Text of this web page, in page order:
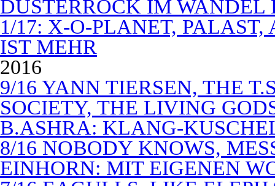
DÜSTERROCK IM WANDEL
1/17: X-O-PLANET,
IST MEHR
2016
9/16 YANN TIERSEN, THE
SOCIETY, THE LIVING
B.ASHRA: KLANG-
8/16 NOBODY KNOWS,
EINHORN: MIT EIGENEN